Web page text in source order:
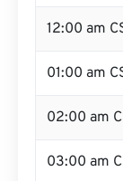
12:00 am
01:00 am
02:00 am
03:00 am